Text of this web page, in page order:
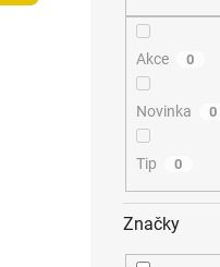
Akce 0
Novinka 0
Tip 0
Značky